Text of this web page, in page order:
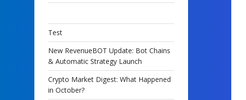
Test
New RevenueBOT Update: Bot Chains
& Automatic Strategy Launch
Crypto Market Digest: What Happened
in October?